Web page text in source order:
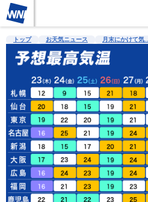
雨雲レーダー 台風情報 地震情報
トップ お天気ニュース 月末にかけて気…